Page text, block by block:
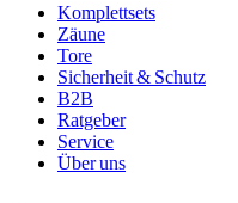
Komplettsets
Zäune
Tore
Sicherheit & Schutz
B2B
Ratgeber
Service
Über uns